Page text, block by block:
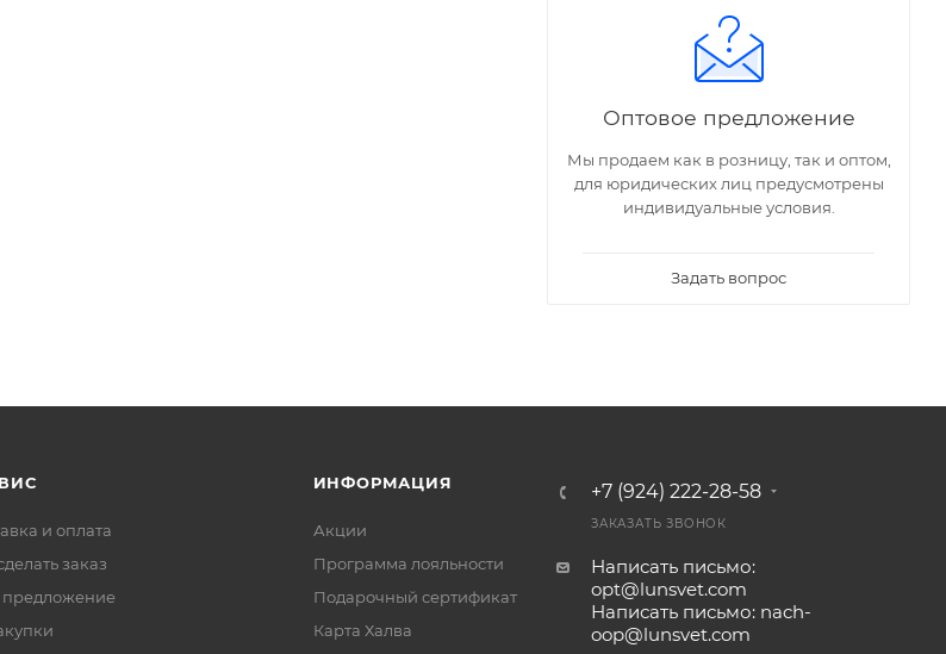
Оптовое предложение
Мы продаем как в розницу, так и оптом,
для юридических лиц предусмотрены
индивидуальные условия.
Задать вопрос
и оплата
заказ
предложение
ИНФОРМАЦИЯ
Акции
Программа лояльности
Подарочный сертификат
Карта Халва
+7 (924) 222-28-58
ЗАКАЗАТЬ ЗВОНОК
Написать письмо:
opt@lunsvet.com
Написать письмо: nach-
oop@lunsvet.com